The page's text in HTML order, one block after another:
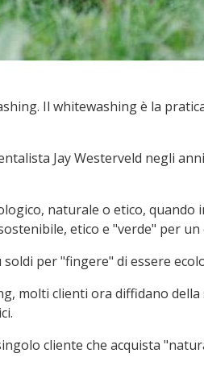
Il whitewashing è la
Jay Westerveld negli
naturale o etico, quando
etico e "verde" per
per "fingere" di essere
molti clienti ora diffidano
cliente che acquista